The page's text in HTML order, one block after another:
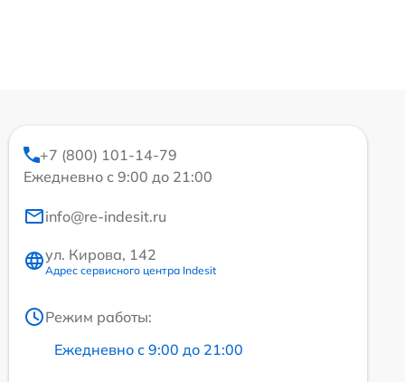
+7 (800) 101-14-79
Ежедневно с 9:00 до 21:00
info@re-indesit.ru
ул. Кирова, 142
Адрес сервисного центра Indesit
Режим работы:
Ежедневно с 9:00 до 21:00